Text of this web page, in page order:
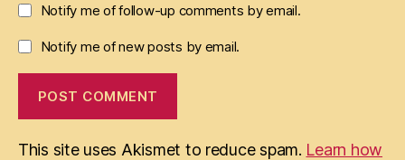
Notify me of follow-up comments by email.
Notify me of new posts by email.
This site uses Akismet to reduce spam. Learn how